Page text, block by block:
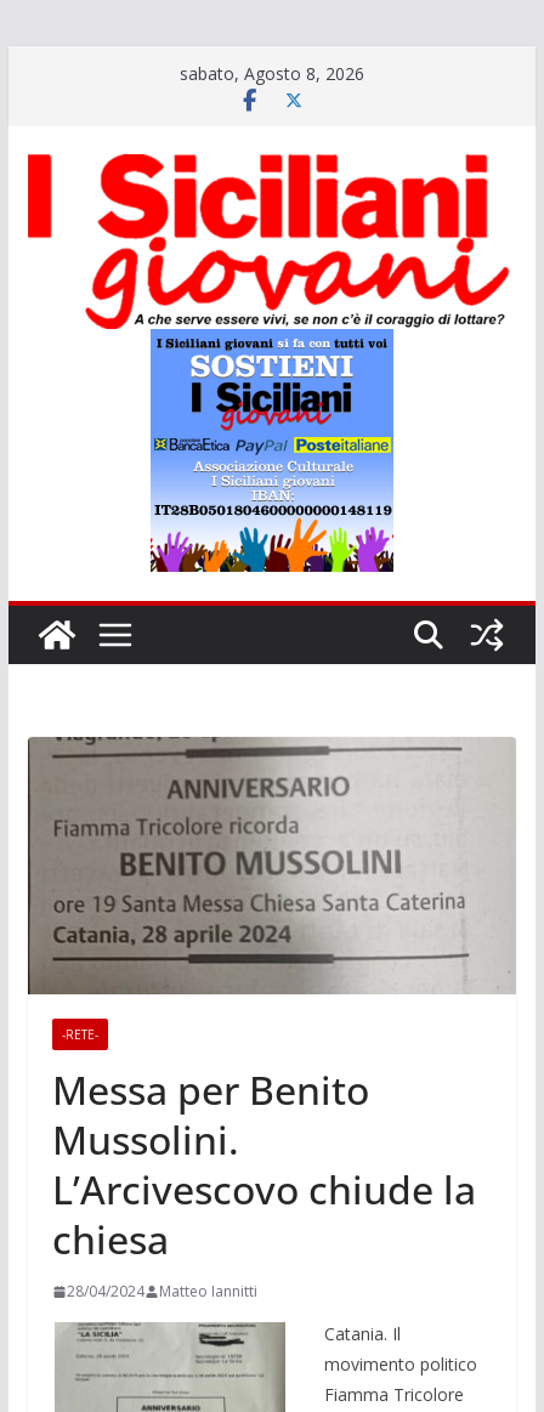
sabato, Agosto 8, 2026
-RETE-
Messa per Benito
Mussolini.
L’Arcivescovo chiude la
chiesa
28/04/2024 Matteo Iannitti
Catania. Il
movimento politico
Fiamma Tricolore